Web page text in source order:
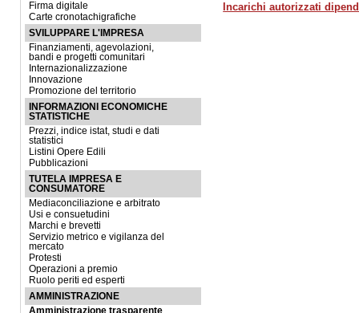
Firma digitale
Carte cronotachigrafiche
SVILUPPARE L'IMPRESA
Finanziamenti, agevolazioni,
bandi e progetti comunitari
Internazionalizzazione
Innovazione
Promozione del territorio
INFORMAZIONI ECONOMICHE
STATISTICHE
Prezzi, indice istat, studi e dati
statistici
Listini Opere Edili
Pubblicazioni
TUTELA IMPRESA E
CONSUMATORE
Mediaconciliazione e arbitrato
Usi e consuetudini
Marchi e brevetti
Servizio metrico e vigilanza del
mercato
Protesti
Operazioni a premio
Ruolo periti ed esperti
AMMINISTRAZIONE
Amministrazione trasparente
Incarichi autorizzati